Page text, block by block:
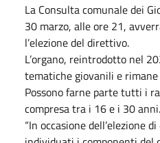
La Consulta comunale dei
30 marzo, alle ore 21,
l’elezione del direttivo.
L’organo, reintrodotto nel
tematiche giovanili e
Possono farne parte tutti i
compresa tra i 16 e i 30 anni.
“In occasione dell’elezione